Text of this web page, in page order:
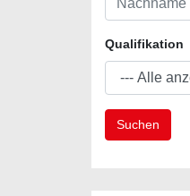
Qualifikation
Suchen